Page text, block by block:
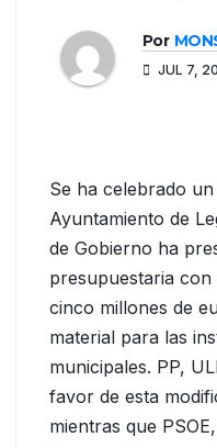
Por
JUL 7,
Se ha celebrado
Ayuntamiento de
de Gobierno ha
presupuestaria
cinco millones de
material para las
municipales. PP,
favor de esta
mientras que